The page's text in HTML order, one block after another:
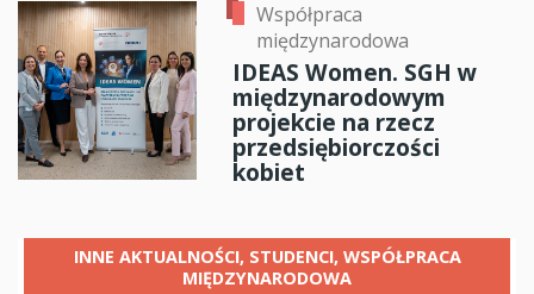
Współpraca
międzynarodowa
IDEAS Women. SGH w
międzynarodowym
projekcie na rzecz
przedsiębiorczości
kobiet
INNE AKTUALNOŚCI, STUDENCI, WSPÓŁPRACA
MIĘDZYNARODOWA